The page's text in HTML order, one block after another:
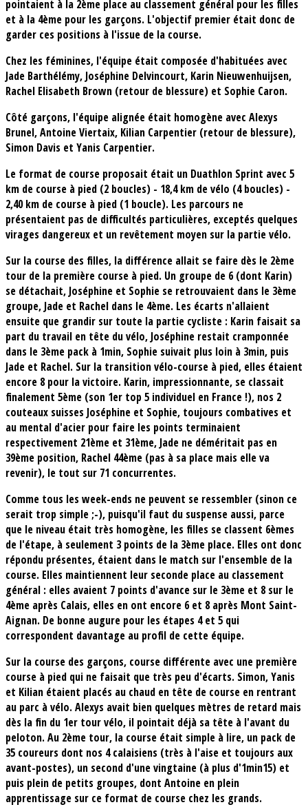
pointaient à la 2ème place au classement général pour les filles
et à la 4ème pour les garçons. L'objectif premier était donc de
garder ces positions à l'issue de la course.
Chez les féminines, l'équipe était composée d'habituées avec
Jade Barthélémy, Joséphine Delvincourt, Karin Nieuwenhuijsen,
Rachel Elisabeth Brown (retour de blessure) et Sophie Caron.
Côté garçons, l'équipe alignée était homogène avec Alexys
Brunel, Antoine Viertaix, Kilian Carpentier (retour de blessure),
Simon Davis et Yanis Carpentier.
Le format de course proposait était un Duathlon Sprint avec 5
km de course à pied (2 boucles) - 18,4 km de vélo (4 boucles) -
2,40 km de course à pied (1 boucle). Les parcours ne
présentaient pas de difficultés particulières, exceptés quelques
virages dangereux et un revêtement moyen sur la partie vélo.
Sur la course des filles, la différence allait se faire dès le 2ème
tour de la première course à pied. Un groupe de 6 (dont Karin)
se détachait, Joséphine et Sophie se retrouvaient dans le 3ème
groupe, Jade et Rachel dans le 4ème. Les écarts n'allaient
ensuite que grandir sur toute la partie cycliste : Karin faisait sa
part du travail en tête du vélo, Joséphine restait cramponnée
dans le 3ème pack à 1min, Sophie suivait plus loin à 3min, puis
Jade et Rachel. Sur la transition vélo-course à pied, elles étaient
encore 8 pour la victoire. Karin, impressionnante, se classait
finalement 5ème (son 1er top 5 individuel en France !), nos 2
couteaux suisses Joséphine et Sophie, toujours combatives et
au mental d'acier pour faire les points terminaient
respectivement 21ème et 31ème, Jade ne déméritait pas en
39ème position, Rachel 44ème (pas à sa place mais elle va
revenir), le tout sur 71 concurrentes.
Comme tous les week-ends ne peuvent se ressembler (sinon ce
serait trop simple ;-), puisqu'il faut du suspense aussi, parce
que le niveau était très homogène, les filles se classent 6èmes
de l'étape, à seulement 3 points de la 3ème place. Elles ont donc
répondu présentes, étaient dans le match sur l'ensemble de la
course. Elles maintiennent leur seconde place au classement
général : elles avaient 7 points d'avance sur le 3ème et 8 sur le
4ème après Calais, elles en ont encore 6 et 8 après Mont Saint-
Aignan. De bonne augure pour les étapes 4 et 5 qui
correspondent davantage au profil de cette équipe.
Sur la course des garçons, course différente avec une première
course à pied qui ne faisait que très peu d'écarts. Simon, Yanis
et Kilian étaient placés au chaud en tête de course en rentrant
au parc à vélo. Alexys avait bien quelques mètres de retard mais
dès la fin du 1er tour vélo, il pointait déjà sa tête à l'avant du
peloton. Au 2ème tour, la course était simple à lire, un pack de
35 coureurs dont nos 4 calaisiens (très à l'aise et toujours aux
avant-postes), un second d'une vingtaine (à plus d'1min15) et
puis plein de petits groupes, dont Antoine en plein
apprentissage sur ce format de course chez les grands.